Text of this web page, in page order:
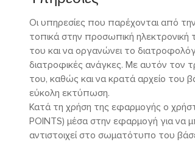
Οι υπηρεσίες που παρέχονται από
τοπικά στην προσωπική ηλεκτρονική
του και να οργανώνει το
διατροφικές ανάγκες. Με αυτόν τον
του, καθώς και να κρατά αρχείο του
εύκολη εκτύπωση.
Κατά τη χρήση της εφαρμογής ο
POINTS) μέσα στην εφαρμογή για
αντιστοιχεί στο σωματότυπο του